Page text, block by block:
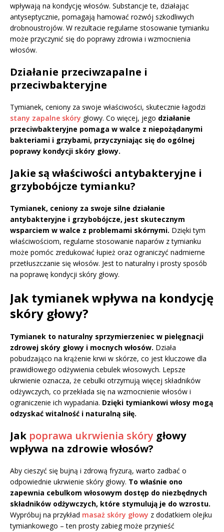
wpływają na kondycję włosów. Substancje te, działając
antyseptycznie, pomagają hamować rozwój szkodliwych
drobnoustrojów. W rezultacie regularne stosowanie tymianku
może przyczynić się do poprawy zdrowia i wzmocnienia
włosów.
Działanie przeciwzapalne i
przeciwbakteryjne
Tymianek, ceniony za swoje właściwości, skutecznie łagodzi
stany zapalne skóry głowy. Co więcej, jego działanie
przeciwbakteryjne pomaga w walce z niepożądanymi
bakteriami i grzybami, przyczyniając się do ogólnej
poprawy kondycji skóry głowy.
Jakie są właściwości antybakteryjne i
grzybobójcze tymianku?
Tymianek, ceniony za swoje silne działanie
antybakteryjne i grzybobójcze, jest skutecznym
wsparciem w walce z problemami skórnymi. Dzięki tym
właściwościom, regularne stosowanie naparów z tymianku
może pomóc zredukować łupież oraz ograniczyć nadmierne
przetłuszczanie się włosów. Jest to naturalny i prosty sposób
na poprawę kondycji skóry głowy.
Jak tymianek wpływa na kondycję
skóry głowy?
Tymianek to naturalny sprzymierzeniec w pielęgnacji
zdrowej skóry głowy i mocnych włosów. Działa
pobudzająco na krążenie krwi w skórze, co jest kluczowe dla
prawidłowego odżywienia cebulek włosowych. Lepsze
ukrwienie oznacza, że cebulki otrzymują więcej składników
odżywczych, co przekłada się na wzmocnienie włosów i
ograniczenie ich wypadania. Dzięki tymiankowi włosy mogą
odzyskać witalność i naturalną siłę.
Jak poprawa ukrwienia skóry głowy
wpływa na zdrowie włosów?
Aby cieszyć się bujną i zdrową fryzurą, warto zadbać o
odpowiednie ukrwienie skóry głowy. To właśnie ono
zapewnia cebulkom włosowym dostęp do niezbędnych
składników odżywczych, które stymulują je do wzrostu.
Wypróbuj na przykład masaż skóry głowy z dodatkiem olejku
tymiankowego – ten prosty zabieg może przynieść